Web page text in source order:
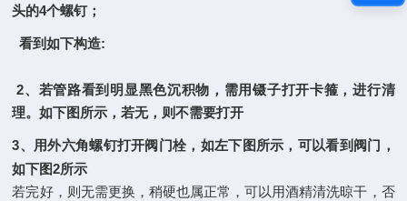
头的4个螺钉；
看到如下构造:
2、若管路看到明显黑色沉积物，需用镊子打开卡箍，进行清
理。如下图所示，若无，则不需要打开
3、用外六角螺钉打开阀门栓，如左下图所示，可以看到阀门，
如下图2所示
若完好，则无需更换，稍硬也属正常，可以用酒精清洗晾干，否